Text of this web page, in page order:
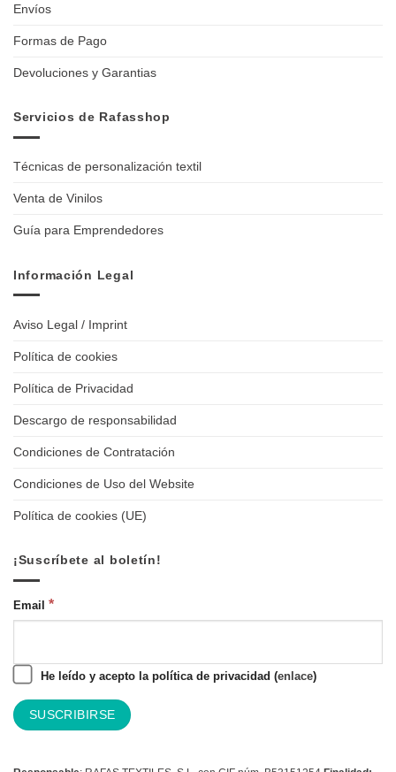
Envíos
Formas de Pago
Devoluciones y Garantias
Servicios de Rafasshop
Técnicas de personalización textil
Venta de Vinilos
Guía para Emprendedores
Información Legal
Aviso Legal / Imprint
Política de cookies
Política de Privacidad
Descargo de responsabilidad
Condiciones de Contratación
Condiciones de Uso del Website
Política de cookies (UE)
¡Suscríbete al boletín!
Email *
He leído y acepto la política de privacidad (enlace)